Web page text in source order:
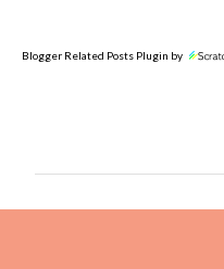
Blogger Related Posts Plugin by